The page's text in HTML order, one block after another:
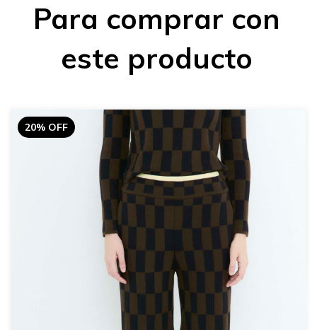
Para comprar con
este producto
20% OFF